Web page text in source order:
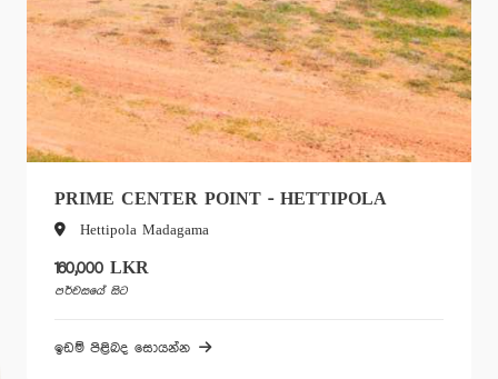
PRIME CENTER POINT - HETTIPOLA
Hettipola Madagama
160,000 LKR
පර්චසයේ සිට
ඉඩම් පිළිබද සොයන්න